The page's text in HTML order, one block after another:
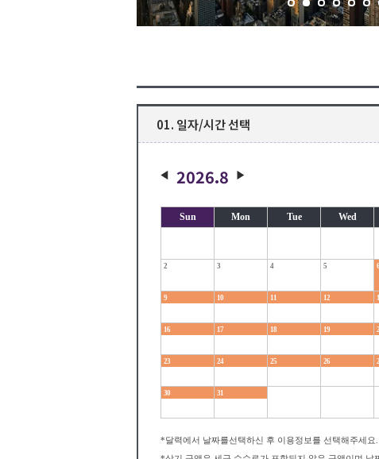
01. 일자/시간 선택
2026.8
Sun Mon Tue Wed
2 3 4 5 6
9 10 11 12
16 17 18 19
23 24 25 26
30 31
*달력에서 날짜를선택하신 후 이용정보를 선택해주세요.